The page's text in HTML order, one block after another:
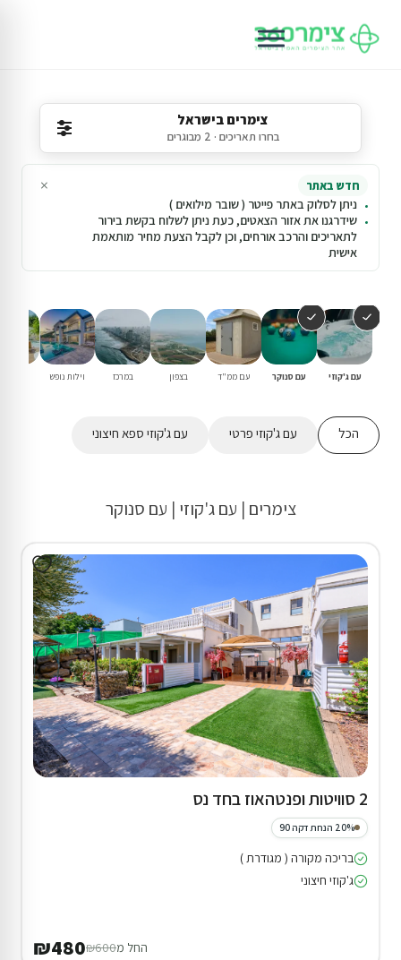
צימרים בישראל
בחרו תאריכים · 2 מבוגרים
חדש באתר
ניתן לסלוק באתר פייטר ( שובר מילואים )
שידרגנו את אזור הצאטים, כעת ניתן לשלוח בקשת בירור
לתאריכים והרכב אורחים, וכן לקבל הצעת מחיר מותאמת
אישית
×
עם ג'קוזי עם סנוקר עם ממ"ד בצפון במרכז וילות נופש
הכל עם ג'קוזי פרטי עם ג'קוזי ספא חיצוני
צימרים | עם ג'קוזי | עם סנוקר
2 סוויטות ופנטהאוז בחד נס
20% הנחת דקה 90
בריכה מקורה ( מגודרת )
ג'קוזי חיצוני
החל מ₪600
₪480